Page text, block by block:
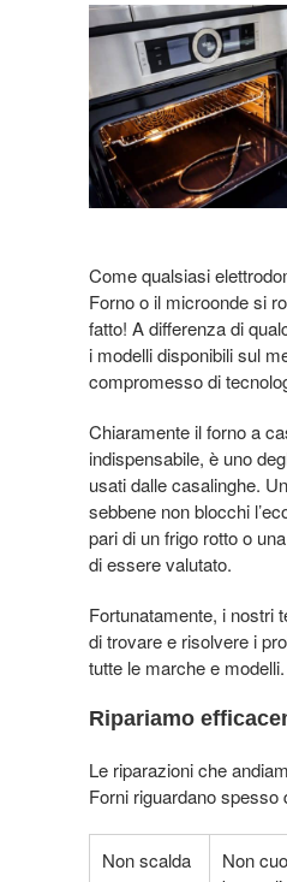
Come qualsiasi
Forno o il microonde si
fatto! A differenza di
i modelli disponibili sul
compromesso di
Chiaramente il forno a
indispensabile, è uno
usati dalle casalinghe.
sebbene non blocchi
pari di un frigo rotto o
di essere valutato.
Fortunatamente, i nostri
di trovare e risolvere i
tutte le marche e modelli.
Ripariamo
Le riparazioni che
Forni riguardano spesso
Non scalda
Non